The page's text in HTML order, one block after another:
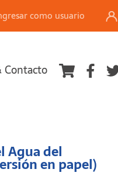
como usuario
Contacto
Agua del
en papel)